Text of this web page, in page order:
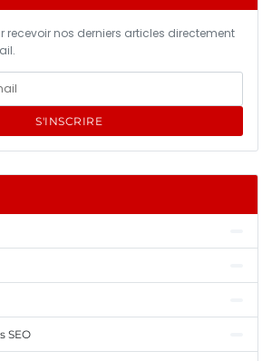
recevoir nos derniers articles directement
S'INSCRIRE
SEO